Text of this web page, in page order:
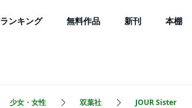
ランキング 無料作品 新刊 本棚
少女・女性 双葉社 JOUR Sister